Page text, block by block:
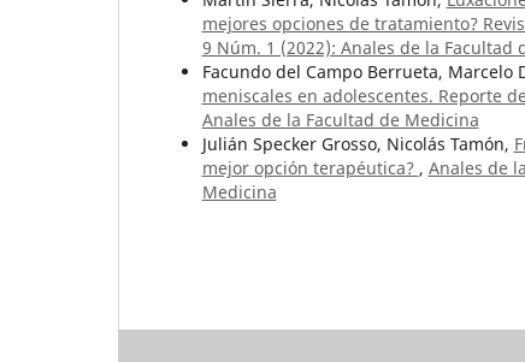
mejores opciones de tratamiento?
9 Núm. 1 (2022): Anales de la Facultad
Facundo del Campo Berrueta, Marcelo
meniscales en adolescentes. Reporte
Anales de la Facultad de Medicina
Julián Specker Grosso, Nicolás Tamón,
mejor opción terapéutica? , Anales de
Medicina